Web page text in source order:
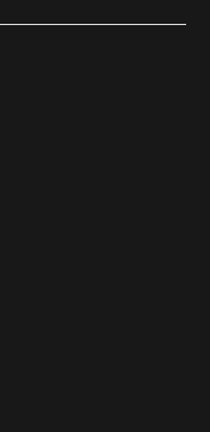
link)
(external link)
(external